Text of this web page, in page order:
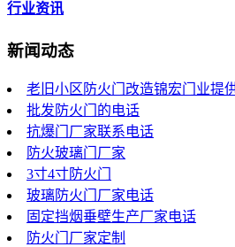
行业资讯
新闻动态
老旧小区防火门改造锦宏门业提
批发防火门的电话
抗爆门厂家联系电话
防火玻璃门厂家
3寸4寸防火门
玻璃防火门厂家电话
固定挡烟垂壁生产厂家电话
防火门厂家定制